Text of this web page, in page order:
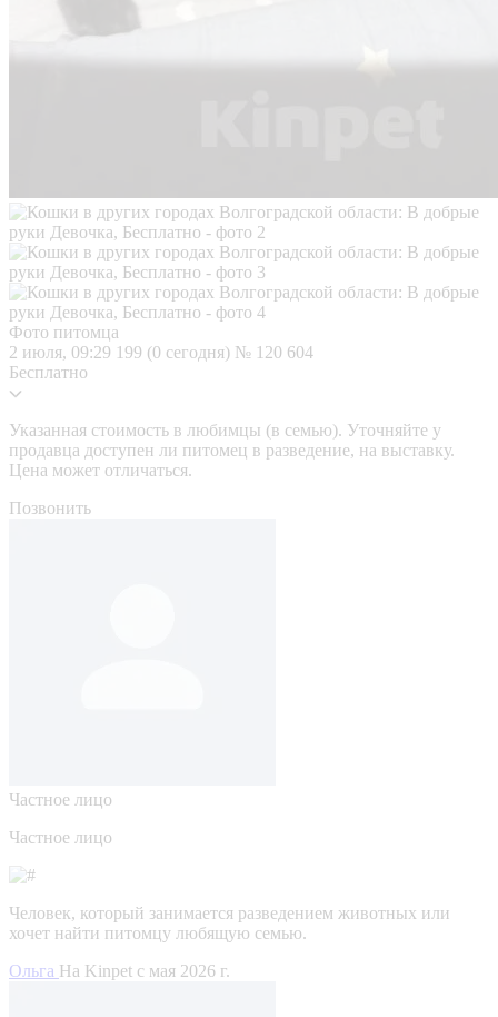
Фото питомца
2 июля, 09:29 199 (0 сегодня) № 120 604
Бесплатно
Указанная стоимость в любимцы (в семью). Уточняйте у
продавца доступен ли питомец в разведение, на выставку.
Цена может отличаться.
Позвонить
Частное лицо
Частное лицо
Человек, который занимается разведением животных или
хочет найти питомцу любящую семью.
Ольга На Kinpet c мая 2026 г.